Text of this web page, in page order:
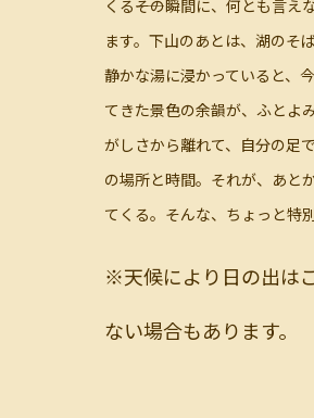
くる――その瞬間に、何とも言え
ます。下山のあとは、湖のそ
静かな湯に浸かっていると、
てきた景色の余韻が、ふとよ
がしさから離れて、自分の足
の場所と時間。それが、あと
てくる。そんな、ちょっと特
※天候により日の出は
ない場合もあります。